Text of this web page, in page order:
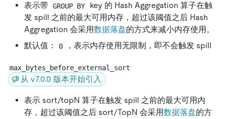
表示带 GROUP BY
key 的 Hash Aggregation 算子在触
发 spill 之前的最大可用内存，超过该阈值之后 Hash
Aggregation 会采用数据落盘的方式来减小内存使用。
默认值：
0 ，表示内存使用无限制，即不会触发 spill
max_bytes_before_external_sort
从 v7.0.0 版本开始引入
表示 sort/topN 算子在触发 spill 之前的最大可用内
存，超过该阈值之后 sort/TopN 会采用数据落盘的方